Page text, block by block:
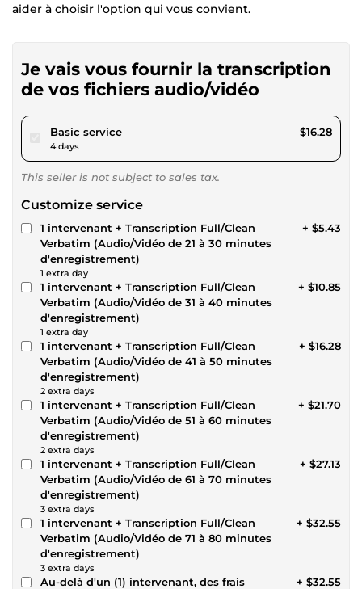
aider à choisir l'option qui vous convient.
Je vais vous fournir la transcription
de vos fichiers audio/vidéo
Basic servicepour $15.00
4 days
$16.28
This seller is not subject to sales tax.
Customize service
1 intervenant + Transcription Full/Clean
Verbatim (Audio/Vidéo de 21 à 30 minutes
d'enregistrement)
1 extra day
+ $5.43
1 intervenant + Transcription Full/Clean
Verbatim (Audio/Vidéo de 31 à 40 minutes
d'enregistrement)
1 extra day
+ $10.85
1 intervenant + Transcription Full/Clean
Verbatim (Audio/Vidéo de 41 à 50 minutes
d'enregistrement)
2 extra days
+ $16.28
1 intervenant + Transcription Full/Clean
Verbatim (Audio/Vidéo de 51 à 60 minutes
d'enregistrement)
2 extra days
+ $21.70
1 intervenant + Transcription Full/Clean
Verbatim (Audio/Vidéo de 61 à 70 minutes
d'enregistrement)
3 extra days
+ $27.13
1 intervenant + Transcription Full/Clean
Verbatim (Audio/Vidéo de 71 à 80 minutes
d'enregistrement)
3 extra days
+ $32.55
Au-delà d'un (1) intervenant, des frais
+ $32.55